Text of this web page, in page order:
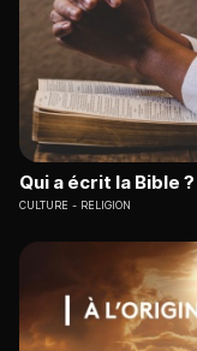
Qui a écrit la Bible ?
CULTURE RELIGION